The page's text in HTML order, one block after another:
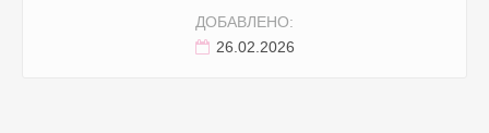
ДОБАВЛЕНО:
26.02.2026